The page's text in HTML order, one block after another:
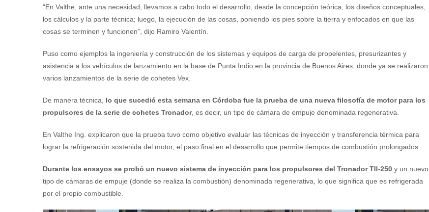
“En Valthe, ante una necesidad, llevamos a cabo todo el desarrollo, desde la concepción teórica, los diseños conceptuales,
los cálculos y la parte técnica; luego, la ejecución de las cosas, poniendo los pies sobre la tierra y enfocados en que las
cosas se terminen y funcionen”, dijo Ramiro Valentín.
Puso como ejemplos la ingeniería y construcción de los sistemas y equipos de carga de propelentes, presurizantes y
asistencia a los vehículos de lanzamiento en la base de Punta Indio en la provincia de Buenos Aires, donde ya se realizaron
varios lanzamientos de la serie de cohetes Vex.
De manera técnica, lo que sucedió esta semana en Córdoba fue la prueba de una nueva filosofía de motor para los
propulsores de la serie de cohetes Tronador, es decir, un tipo de cámara de empuje denominada regenerativa.
En Valthe Ing. explicaron que la prueba tuvo como objetivo evaluar las técnicas de inyección y transferencia térmica para
lograr la refrigeración sostenida del motor, el paso final en el desarrollo que permite tiempos de combustión prolongados.
Durante los ensayos se probó un nuevo sistema de inyección para los propulsores del Tronador TII-250 y un nuevo
tipo de cámaras de empuje (donde se realiza la combustión) denominada regenerativa, lo que significa que es refrigerada
por el propio combustible.